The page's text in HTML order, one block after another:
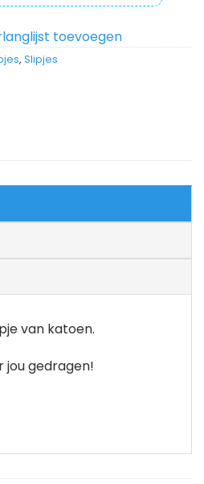
toevoegen
, Slipjes
van katoen.
jou gedragen!